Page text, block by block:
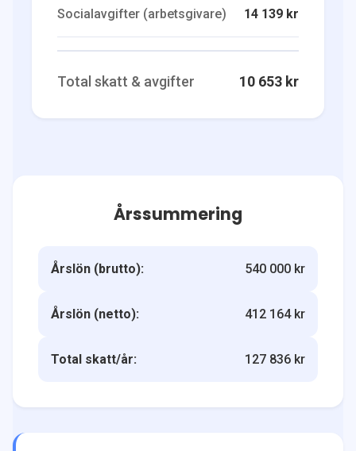
Socialavgifter (arbetsgivare) 14 139 kr
Total skatt & avgifter 10 653 kr
Årssummering
Årslön (brutto): 540 000 kr
Årslön (netto): 412 164 kr
Total skatt/år: 127 836 kr